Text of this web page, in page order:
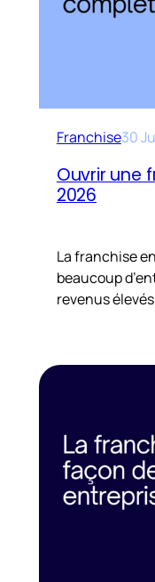
Franchise30
Ouvrir une
2026
La franchise
beaucoup
revenus